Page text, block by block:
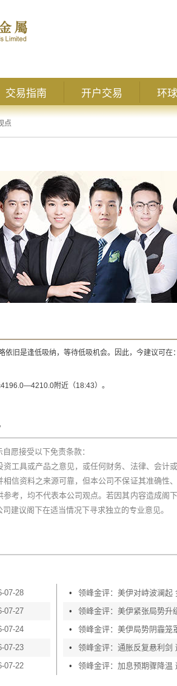
交易指南 开户交易 环
点
旧是逢低吸纳，等待低吸机会。因此，今建议可在：
附近（18:43）。
愿接受以下免责条款：
工具或产品之意见，或任何财务、法律、会计
信资料之来源可靠，但本公司不保证其准确性
考，均不代表本公司观点。若因其内容造成阁
建议阁下在适当情况下寻求独立的专业意见。
07-28
07-27
07-24
07-23
07-22
•
•
•
•
•